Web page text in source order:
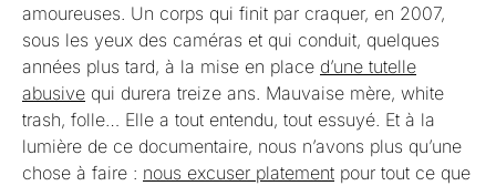
amoureuses. Un corps qui finit par craquer, en 2007,
sous les yeux des caméras et qui conduit, quelques
années plus tard, à la mise en place d’une tutelle
abusive qui durera treize ans. Mauvaise mère, white
trash, folle… Elle a tout entendu, tout essuyé. Et à la
lumière de ce documentaire, nous n’avons plus qu’une
chose à faire : nous excuser platement pour tout ce que